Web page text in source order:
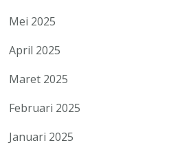
Mei 2025
April 2025
Maret 2025
Februari 2025
Januari 2025